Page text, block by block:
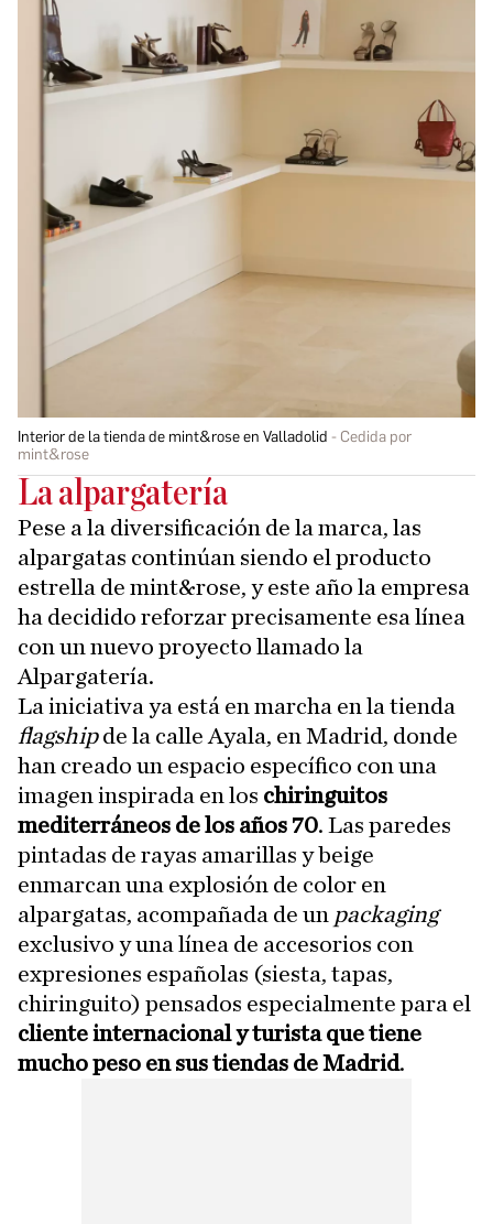
Interior de la tienda de mint&rose en Valladolid
Cedida por
mint&rose
La alpargatería
Pese a la diversificación de la marca, las
alpargatas continúan siendo el producto
estrella de mint&rose, y este año la empresa
ha decidido reforzar precisamente esa línea
con un nuevo proyecto llamado la
Alpargatería.
La iniciativa ya está en marcha en la tienda
flagshipde la calle Ayala, en Madrid, donde
han creado un espacio específico con una
imagen inspirada en los chiringuitos
mediterráneos de los años 70. Las paredes
pintadas de rayas amarillas y beige
enmarcan una explosión de color en
alpargatas, acompañada de un packaging
exclusivo y una línea de accesorios con
expresiones españolas (siesta, tapas,
chiringuito) pensados especialmente para el
cliente internacional y turista que tiene
mucho peso en sus tiendas de Madrid.